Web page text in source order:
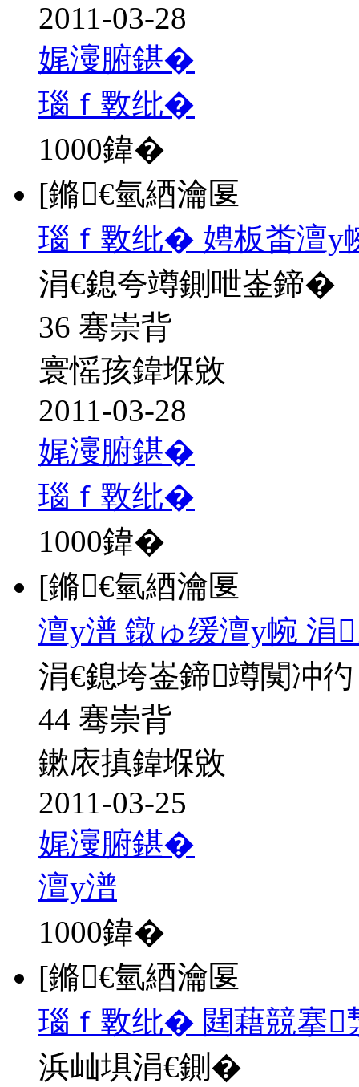
2011-03-28
娓濅腑鍖�
瑙ｆ斁纰�
1000鍏�
[鏅€氫綇瀹匽
瑙ｆ斁纰� 娉板畨澶у
涓€鎴夸竴鍘呭崟鍗�
36 骞崇背
寰愮孩鍏堢敓
2011-03-28
娓濅腑鍖�
瑙ｆ斁纰�
1000鍏�
[鏅€氫綇瀹匽
澶у潽 鐓ゅ缓澶у帵 涓
涓€鎴垮崟鍗竴闃冲彴
44 骞崇背
鏉庡搷鍏堢敓
2011-03-25
娓濅腑鍖�
澶у潽
1000鍏�
[鏅€氫綇瀹匽
瑙ｆ斁纰� 閮藉競搴
浜屾埧涓€鍘�